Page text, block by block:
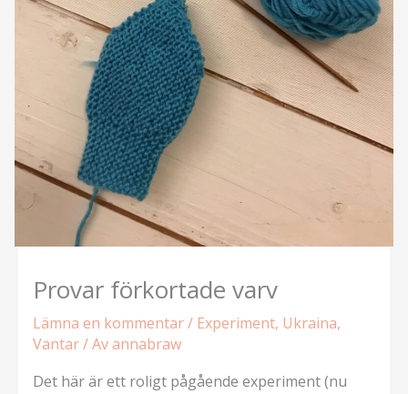
Provar förkortade varv
Lämna en kommentar/ Experiment, Ukraina,
Vantar/ Avannabraw
Det här är ett roligt pågående experiment (nu